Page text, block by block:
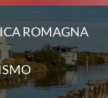
ROMAGNA